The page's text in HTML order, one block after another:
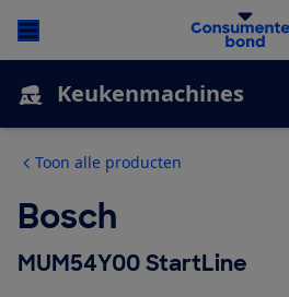
Keukenmachines
Toon alle producten
Bosch
MUM54Y00 StartLine